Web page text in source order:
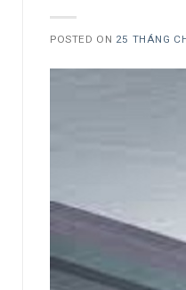
POSTED ON 25 THÁNG